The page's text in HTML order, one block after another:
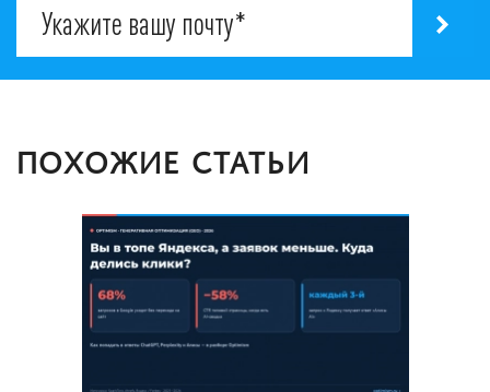
ПОХОЖИЕ СТАТЬИ